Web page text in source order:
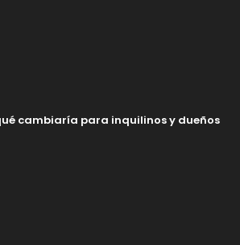
cambiaría para inquilinos y dueños